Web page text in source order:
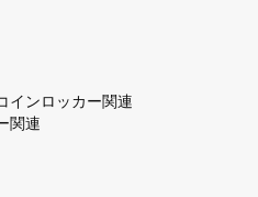
インロッカー関連
関連